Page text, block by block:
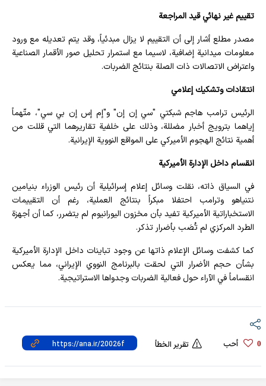
تقييم غير نهائي قيد المراجعة
مصدر مطلع أشار إلى أن التقييم لا يزال مبدئياً، وقد يتم تعديله مع ورود
معلومات ميدانية إضافية، لاسيما مع استمرار تحليل صور الأقمار الصناعية
واعتراض الاتصالات ذات الصلة بنتائج الضربات.
انتقادات وتشكيك إعلامي
الرئيس ترامب هاجم شبكتي "سي إن إن" و"إم إس إن بي سي"، متّهماً
إياهما بترويج أخبار مضللة، وذلك على خلفية تقاريرهما التي قللت من
أهمية نتائج الهجوم الأميركي على المواقع النووية الإيرانية.
انقسام داخل الإدارة الأميركية
في السياق ذاته، نقلت وسائل إعلام إسرائيلية أن رئيس الوزراء بنيامين
نتنياهو وترامب احتفلا مبكراً بنتائج العملية، رغم أن التقييمات
الاستخباراتية الأميركية تفيد بأن مخزون اليورانيوم لم يتضرر، كما أن أجهزة
الطرد المركزي لم تُصَب بأضرار تذكر.
كما كشفت وسائل الإعلام ذاتها عن وجود تباينات داخل الإدارة الأميركية
بشأن حجم الأضرار التي لحقت بالبرنامج النووي الإيراني، مما يعكس
انقساماً في الآراء حول فعالية الضربات وجدواها الاستراتيجية.
0 أحب تقرير الخطأ